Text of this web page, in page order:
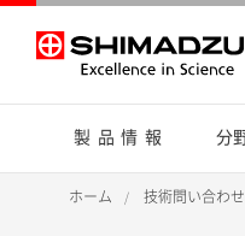
製品情報 分
ホーム 技術問い合わせ